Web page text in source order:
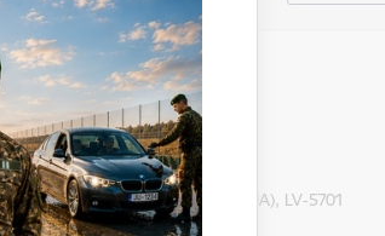
Runtorta 'Jaunsmilgas' (LATVIJA), LV-5701